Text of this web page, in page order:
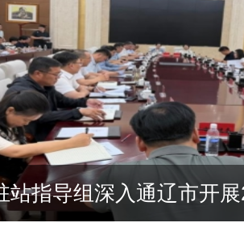
系统召开届中补选党委